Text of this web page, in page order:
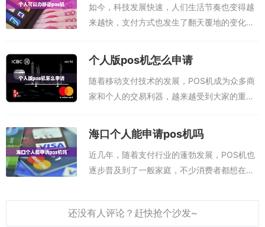
如今，科技发展快速，人们生活节奏也变得越
来越快，支付方式也发生了翻天覆地的变化。
移动POS机可以帮助商家快速收款，个人也可
以办理移动POS机，省去排队购买支付...
个人版pos机怎么申请
随着移动支付技术的发展，POS机成为众多商
家和个人的交易利器，越来越受到大家的重
步骤：POS办理入口：点此进入下载申领P0S
机或者，扫码办理：办理pos机的优...
海口个人能申请pos机吗
近几年，随着支付行业的蓬勃发展，POS机也
逐步普及到了一般家庭，不少消费者都想在家
费。那么，海口个人能申请POS机吗？POS办
理入口：点此进入下载申领P0S机...